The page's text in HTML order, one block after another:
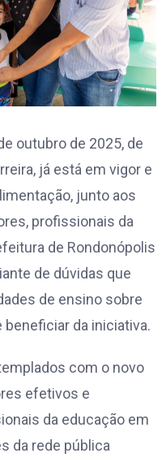
outubro de 2025, de
já está em vigor e
junto aos
profissionais da
de Rondonópolis
de dúvidas que
de ensino sobre
da iniciativa.
com o novo
efetivos e
da educação em
da rede pública